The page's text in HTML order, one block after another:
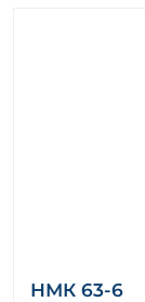
НМК 63-6